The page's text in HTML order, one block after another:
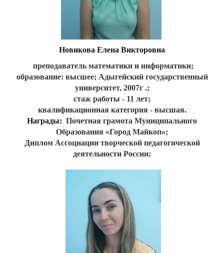
Новикова Елена Викторовна
преподаватель математики и информатики;
образование: высшее; Адыгейский государственный
университет, 2007г .;
стаж работы - 11 лет;
квалификационная категория - высшая.
Награды: Почетная грамота Муниципального
Образования «Город Майкоп»;
Диплом Ассоциации творческой педагогической
деятельности России;